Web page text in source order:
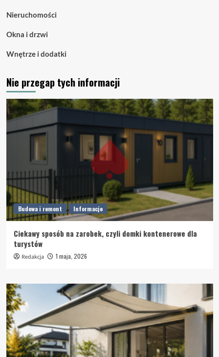
Nieruchomości
Okna i drzwi
Wnętrze i dodatki
Nie przegap tych informacji
Budowa i remont Informacje
Ciekawy sposób na zarobek, czyli domki kontenerowe dla
turystów
Redakcja 1 maja, 2026